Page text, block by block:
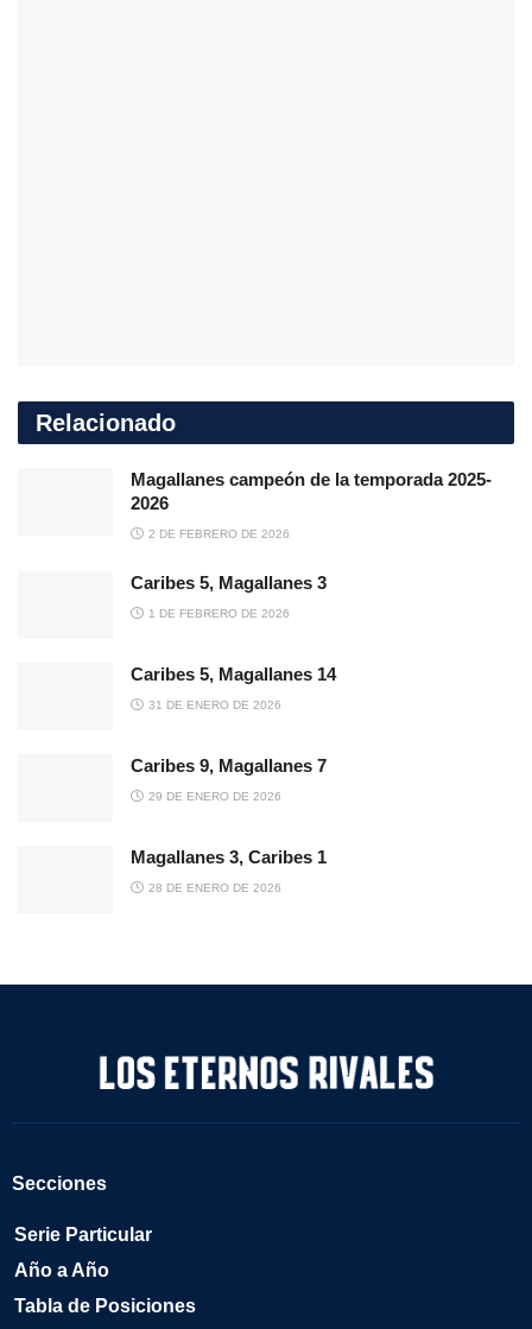
Relacionado
Magallanes campeón de la temporada 2025-
2026
2 DE FEBRERO DE 2026
Caribes 5, Magallanes 3
1 DE FEBRERO DE 2026
Caribes 5, Magallanes 14
31 DE ENERO DE 2026
Caribes 9, Magallanes 7
29 DE ENERO DE 2026
Magallanes 3, Caribes 1
28 DE ENERO DE 2026
Secciones
Serie Particular
Año a Año
Tabla de Posiciones